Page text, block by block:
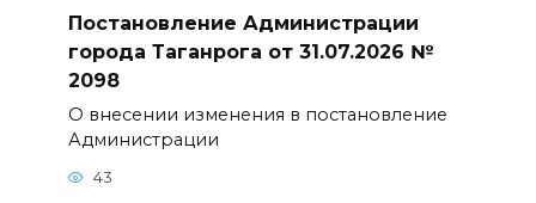
Постановление Администрации
города Таганрога от 31.07.2026 №
2098
О внесении изменения в постановление
Администрации
43